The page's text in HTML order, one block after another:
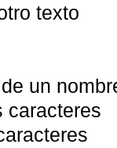
texto
un
caracteres